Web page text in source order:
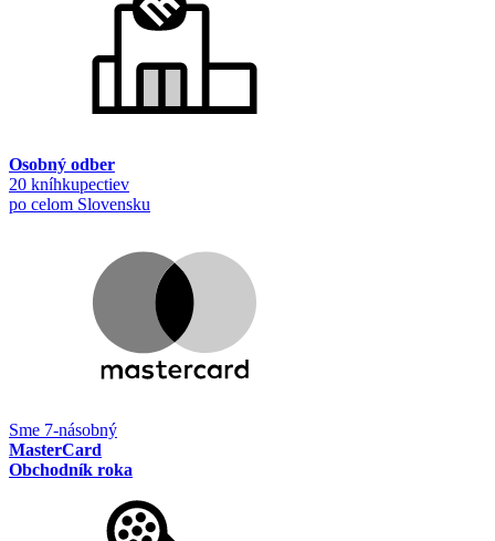
Osobný odber
20 kníhkupectiev
po celom Slovensku
Sme 7-násobný
MasterCard
Obchodník roka